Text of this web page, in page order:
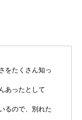
をたくさん知っ
あったとして
るので、別れた